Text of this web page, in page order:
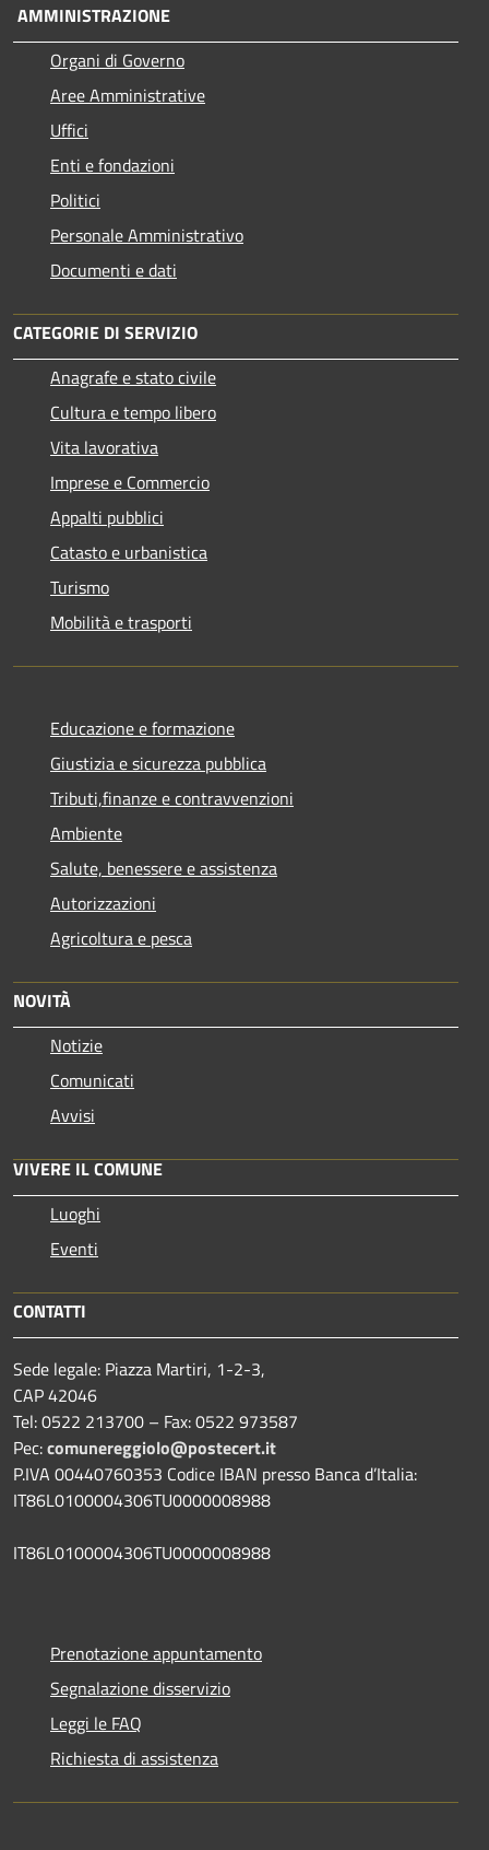
AMMINISTRAZIONE
Organi di Governo
Aree Amministrative
Uffici
Enti e fondazioni
Politici
Personale Amministrativo
Documenti e dati
CATEGORIE DI SERVIZIO
Anagrafe e stato civile
Cultura e tempo libero
Vita lavorativa
Imprese e Commercio
Appalti pubblici
Catasto e urbanistica
Turismo
Mobilità e trasporti
Educazione e formazione
Giustizia e sicurezza pubblica
Tributi,finanze e contravvenzioni
Ambiente
Salute, benessere e assistenza
Autorizzazioni
Agricoltura e pesca
NOVITÀ
Notizie
Comunicati
Avvisi
VIVERE IL COMUNE
Luoghi
Eventi
CONTATTI
Sede legale: Piazza Martiri, 1-2-3,
CAP 42046
Tel: 0522 213700 – Fax: 0522 973587
Pec:comunereggiolo@postecert.it
P.IVA 00440760353 Codice IBAN presso Banca d’Italia:
IT86L0100004306TU0000008988
IT86L0100004306TU0000008988
Prenotazione appuntamento
Segnalazione disservizio
Leggi le FAQ
Richiesta di assistenza